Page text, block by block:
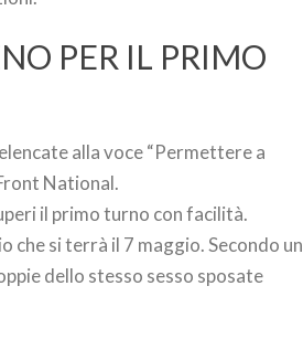
PER IL PRIMO
alla voce “Permettere a
National.
il primo turno con facilità.
si terrà il 7 maggio. Secondo un
dello stesso sesso sposate